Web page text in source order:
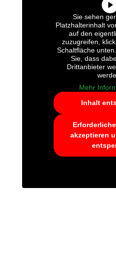
Sie sehen
Platzhalterinhalt
auf den
zuzugreifen,
Schaltfläche
Sie, dass
Drittanbieter
Mehr
Inhalt
akzeptieren